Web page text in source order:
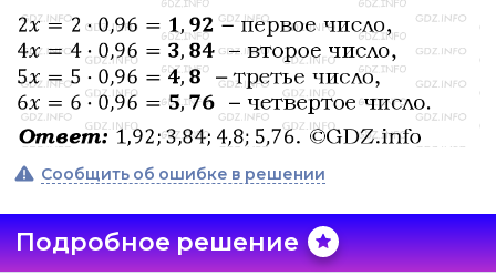
Сообщить об ошибке в решении
Подробное решение